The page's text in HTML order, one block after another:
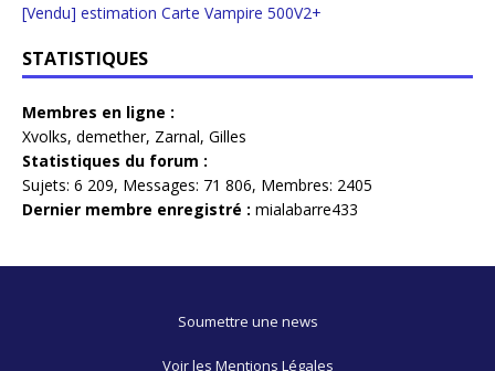
[Vendu] estimation Carte Vampire 500V2+
STATISTIQUES
Membres en ligne :
Xvolks, demether, Zarnal, Gilles
Statistiques du forum :
Sujets: 6 209, Messages: 71 806, Membres: 2405
Dernier membre enregistré : mialabarre433
Soumettre une news
Voir les Mentions Légales